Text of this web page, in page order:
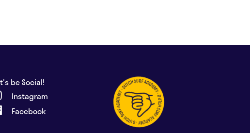
be Social!
Instagram
Facebook